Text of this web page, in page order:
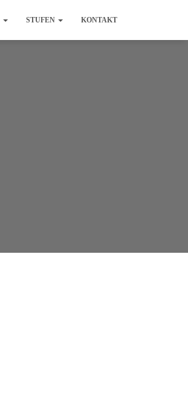
STUFEN KONTAKT